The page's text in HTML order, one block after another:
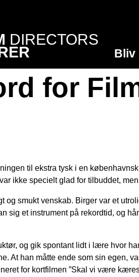
DIRECTORS
Bliv
for
til ekstra tysk i en
ikke specielt glad for tilbuddet,
og smukt venskab. Birger var et
sig et instrument på rekordtid, og
og gik spontant lidt i lære hvor
At han måtte ende som sin egen,
for kortfilmen ”Skal vi være